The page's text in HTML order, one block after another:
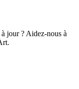
jour ? Aidez-nous à